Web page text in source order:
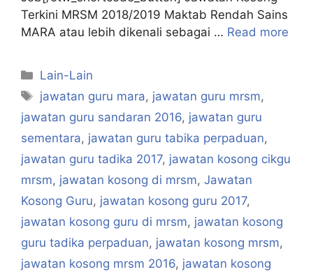
Terkini MRSM 2018/2019 Maktab Rendah Sains
MARA atau lebih dikenali sebagai … Read more
Categories
Lain-Lain
Tags
jawatan guru mara, jawatan guru mrsm,
jawatan guru sandaran 2016, jawatan guru
sementara, jawatan guru tabika perpaduan,
jawatan guru tadika 2017, jawatan kosong cikgu
mrsm, jawatan kosong di mrsm, Jawatan
Kosong Guru, jawatan kosong guru 2017,
jawatan kosong guru di mrsm, jawatan kosong
guru tadika perpaduan, jawatan kosong mrsm,
jawatan kosong mrsm 2016, jawatan kosong